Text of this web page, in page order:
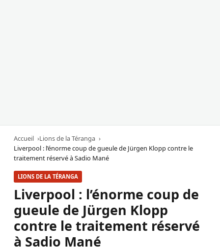
Accueil
Lions de la Téranga
Liverpool : l’énorme coup de gueule de Jürgen Klopp contre le
traitement réservé à Sadio Mané
LIONS DE LA TÉRANGA
Liverpool : l’énorme coup de
gueule de Jürgen Klopp
contre le traitement réservé
à Sadio Mané